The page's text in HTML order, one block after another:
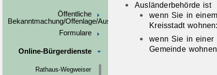
Öffentliche
Bekanntmachung/Offenlage/Ausschreibungen
Formulare
Online-Bürgerdienste
Rathaus-Wegweiser
Ausländerbehörde ist
wenn Sie in
Kreisstadt
wenn Sie in einer
Gemeinde